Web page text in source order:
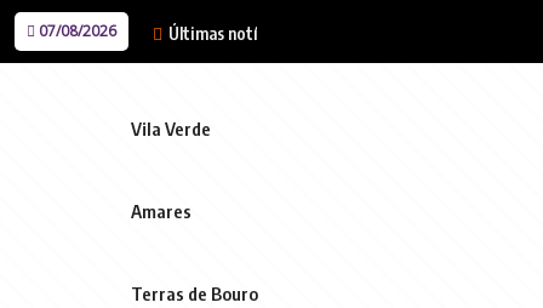
07/08/2026 Últimas notícias
Vila Verde
Amares
Terras de Bouro